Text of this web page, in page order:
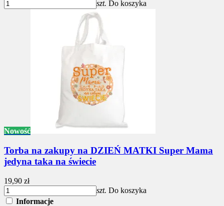
szt. Do koszyka
Nowość
Torba na zakupy na DZIEŃ MATKI Super Mama
jedyna taka na świecie
19,90 zł
szt. Do koszyka
Informacje